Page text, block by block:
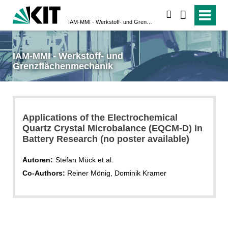
IAM-MMI - Werkstoff- und
Grenzflächenmechanik
Applications of the Electrochemical
Quartz Crystal Microbalance (EQCM-D) in
Battery Research (no poster available)
Autoren: Stefan Mück et al.
Co-Authors: Reiner Mönig, Dominik Kramer